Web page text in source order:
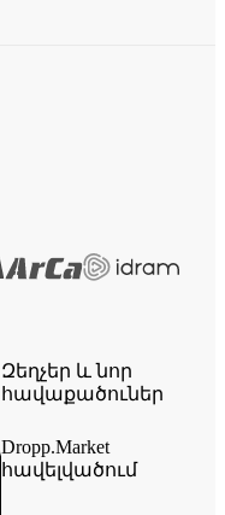
Զեղչեր և նոր
հավաքածուներ
Dropp.Market
հավելվածում